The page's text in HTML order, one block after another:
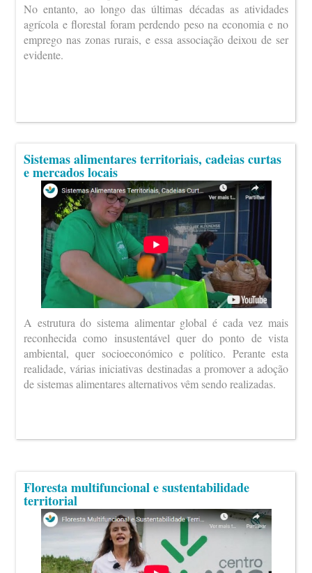
No entanto, ao longo das últimas décadas as atividades
agrícola e florestal foram perdendo peso na economia e no
emprego nas zonas rurais, e essa associação deixou de ser
evidente.
Sistemas alimentares territoriais, cadeias curtas
e mercados locais
A estrutura do sistema alimentar global é cada vez mais
reconhecida como insustentável quer do ponto de vista
ambiental, quer socioeconómico e político. Perante esta
realidade, várias iniciativas destinadas a promover a adoção
de sistemas alimentares alternativos vêm sendo realizadas.
Floresta multifuncional e sustentabilidade
territorial